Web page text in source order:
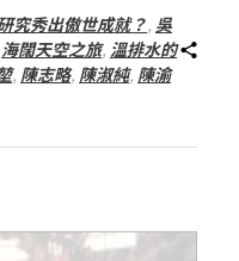
究秀出傲世成就？, 吳
海闊天空之旅, 溫排水的
, 陳志略, 陳淑純, 陳渝